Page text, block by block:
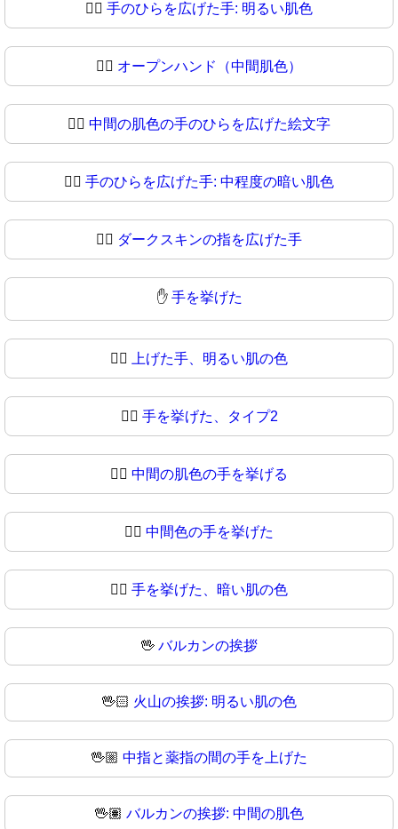
🖐🏻 手のひらを広げた手: 明るい肌色
🖐🏼 オープンハンド（中間肌色）
🖐🏽 中間の肌色の手のひらを広げた絵文字
🖐🏾 手のひらを広げた手: 中程度の暗い肌色
🖐🏿 ダークスキンの指を広げた手
✋ 手を挙げた
✋🏻 上げた手、明るい肌の色
✋🏼 手を挙げた、タイプ2
✋🏽 中間の肌色の手を挙げる
✋🏾 中間色の手を挙げた
✋🏿 手を挙げた、暗い肌の色
🖖 バルカンの挨拶
🖖🏻 火山の挨拶: 明るい肌の色
🖖🏼 中指と薬指の間の手を上げた
🖖🏽 バルカンの挨拶: 中間の肌色